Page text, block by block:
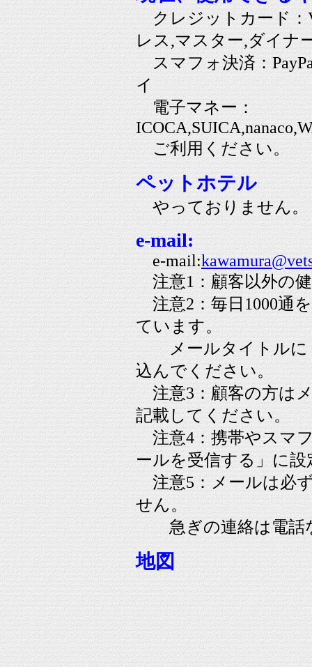
クレジットカード：
レス,マスター,ダイナ
スマフォ決済：
イ
電子マネー：
ご利用ください。
ペットホテル
やっておりません。
e-mail:
e-mail:
注意1：顧客以外の
注意2：毎日1000通
ています。
メールタイトルに
込んでください。
注意3：顧客の方は
記載してください。
注意4：携帯やスマ
ールを受信する」に
注意5：メールは必
せん。
急ぎの連絡は電話
地図